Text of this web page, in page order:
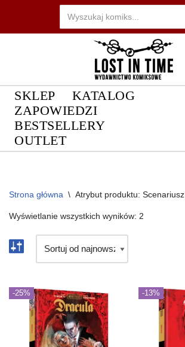
Przejdź
SKLEP
KATALOG
ZAPOWIEDZI
BESTSELLERY
OUTLET
Strona główna \ Atrybut produktu: Scenariusz
Wyświetlanie wszystkich wyników: 2
-25% -13%